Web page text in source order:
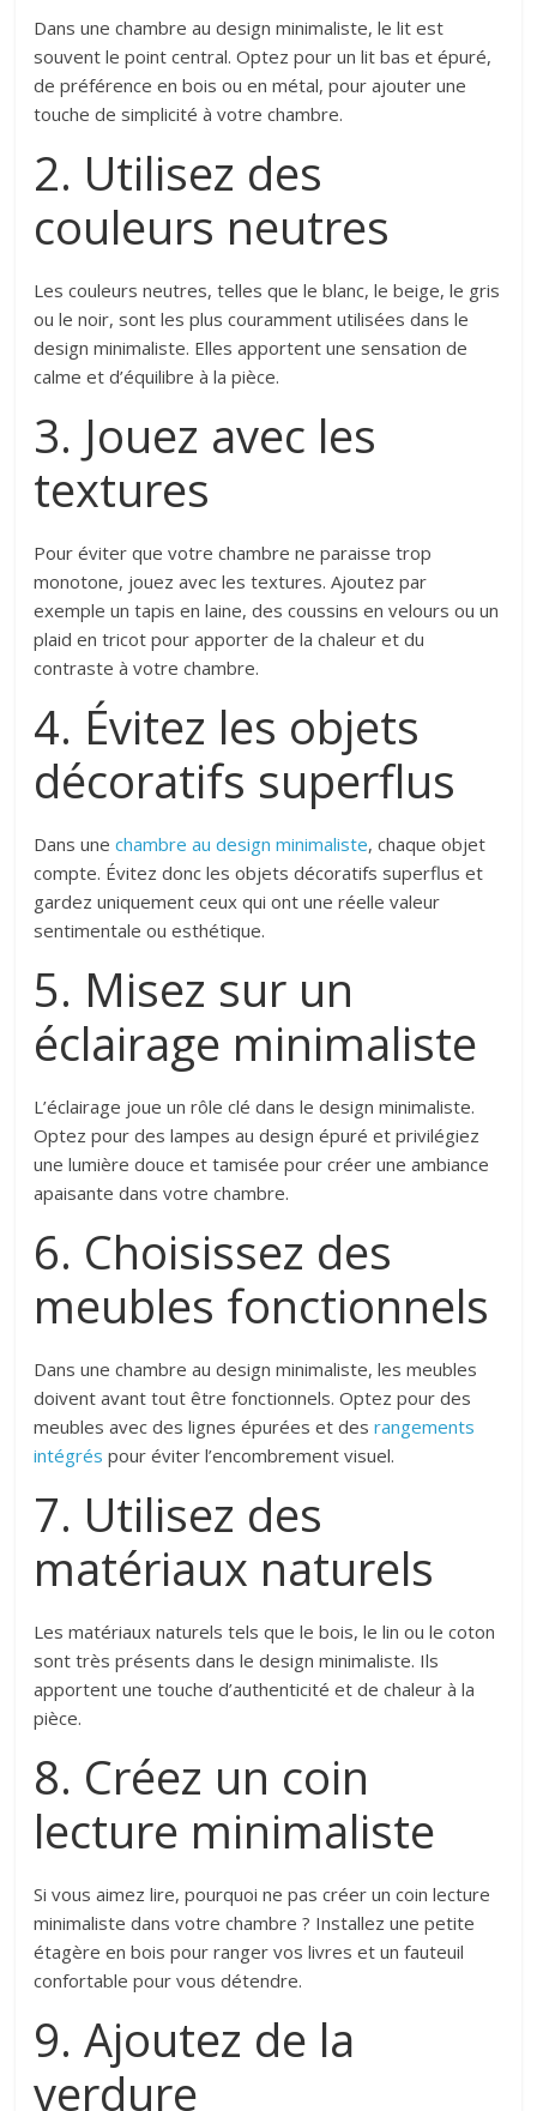
Dans une chambre au design minimaliste, le lit est
souvent le point central. Optez pour un lit bas et épuré,
de préférence en bois ou en métal, pour ajouter une
touche de simplicité à votre chambre.
2. Utilisez des
couleurs neutres
Les couleurs neutres, telles que le blanc, le beige, le gris
ou le noir, sont les plus couramment utilisées dans le
design minimaliste. Elles apportent une sensation de
calme et d’équilibre à la pièce.
3. Jouez avec les
textures
Pour éviter que votre chambre ne paraisse trop
monotone, jouez avec les textures. Ajoutez par
exemple un tapis en laine, des coussins en velours ou un
plaid en tricot pour apporter de la chaleur et du
contraste à votre chambre.
4. Évitez les objets
décoratifs superflus
Dans unechambre au design minimaliste, chaque objet
compte. Évitez donc les objets décoratifs superflus et
gardez uniquement ceux qui ont une réelle valeur
sentimentale ou esthétique.
5. Misez sur un
éclairage minimaliste
L’éclairage joue un rôle clé dans le design minimaliste.
Optez pour des lampes au design épuré et privilégiez
une lumière douce et tamisée pour créer une ambiance
apaisante dans votre chambre.
6. Choisissez des
meubles fonctionnels
Dans une chambre au design minimaliste, les meubles
doivent avant tout être fonctionnels. Optez pour des
meubles avec des lignes épurées et desrangements
intégrés pour éviter l’encombrement visuel.
7. Utilisez des
matériaux naturels
Les matériaux naturels tels que le bois, le lin ou le coton
sont très présents dans le design minimaliste. Ils
apportent une touche d’authenticité et de chaleur à la
pièce.
8. Créez un coin
lecture minimaliste
Si vous aimez lire, pourquoi ne pas créer un coin lecture
minimaliste dans votre chambre ? Installez une petite
étagère en bois pour ranger vos livres et un fauteuil
confortable pour vous détendre.
9. Ajoutez de la
verdure